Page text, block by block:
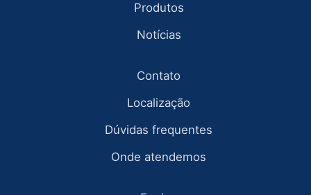
Produtos
Notícias
Contato
Localização
Dúvidas frequentes
Onde atendemos